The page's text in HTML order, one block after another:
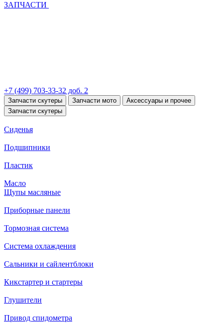
ЗАПЧАСТИ
+7 (499) 703-33-32 доб. 2
Запчасти скутеры Запчасти мото
Аксессуары и прочее
Запчасти скутеры
Сиденья
Подшипники
Пластик
Масло
Щупы масляные
Приборные панели
Тормозная система
Система охлаждения
Сальники и сайлентблоки
Кикстартер и стартеры
Глушители
Привод спидометра